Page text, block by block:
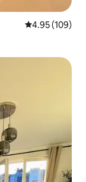
Calificación
4.95 (109)